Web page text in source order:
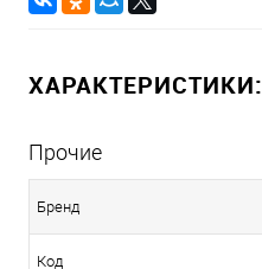
ХАРАКТЕРИСТИКИ:
Прочие
Бренд
Код